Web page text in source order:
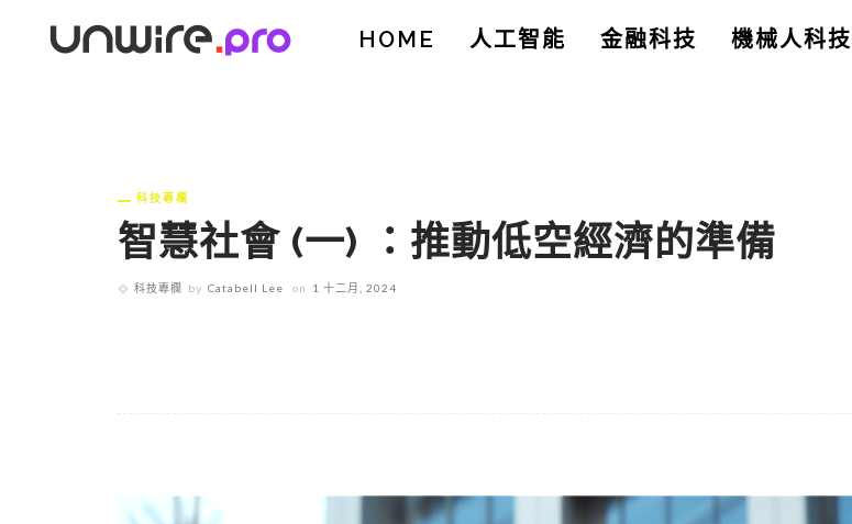
HOME 人工智能 金融科技 機械人科技
科技專欄
智慧社會 (一) ：推動低空經濟的準備
科技專欄 by Catabell Lee on 1 十二月, 2024